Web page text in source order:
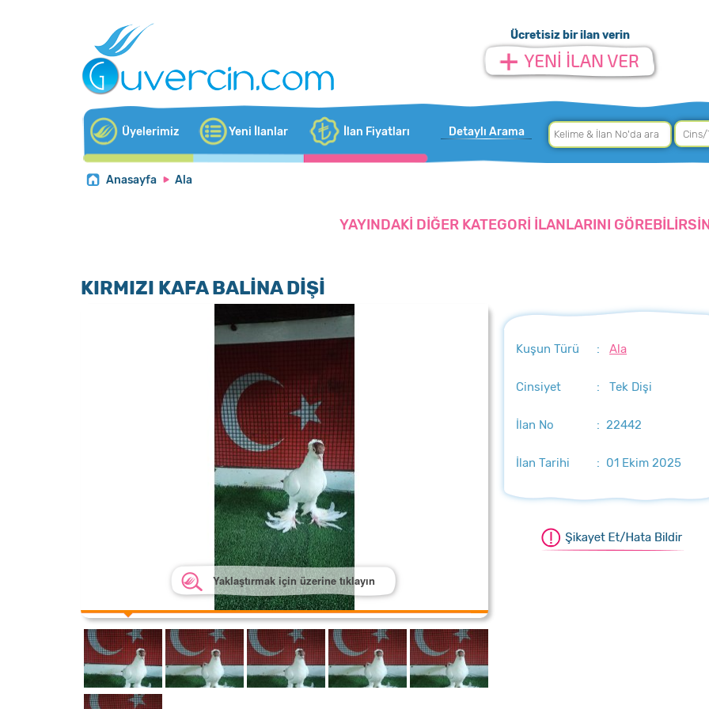
Ücretisiz bir ilan verin
Üyelerimiz Yeni İlanlar İlan Fiyatları Detaylı Arama
Anasayfa Ala
YAYINDAKİ DİĞER KATEGORİ İLANLARINI
KIRMIZI KAFA BALİNA DİŞİ
Yaklaştırmak için üzerine tıklayın
Yaklaştırmak için üzerine tıklayın
Yaklaştırmak için üzerine tıklayın
Yaklaştırmak için üzerine tıklayın
Yaklaştırmak için üzerine tıklayın
Yaklaştırmak için üzerine tıklayın
Kuşun Türü :Ala
Cinsiyet : Tek Dişi
İlan No : 22442
İlan Tarihi : 01 Ekim 2025